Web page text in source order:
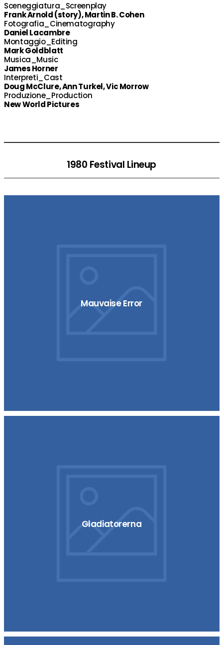
Sceneggiatura_Screenplay
Frank Arnold (story), Martin B. Cohen
Fotografia_Cinematography
Daniel Lacambre
Montaggio_Editing
Mark Goldblatt
Musica_Music
James Horner
Interpreti_Cast
Doug McClure, Ann Turkel, Vic Morrow
Produzione_Production
New World Pictures
1980 Festival Lineup
Mauvaise Error
Gladiatorerna